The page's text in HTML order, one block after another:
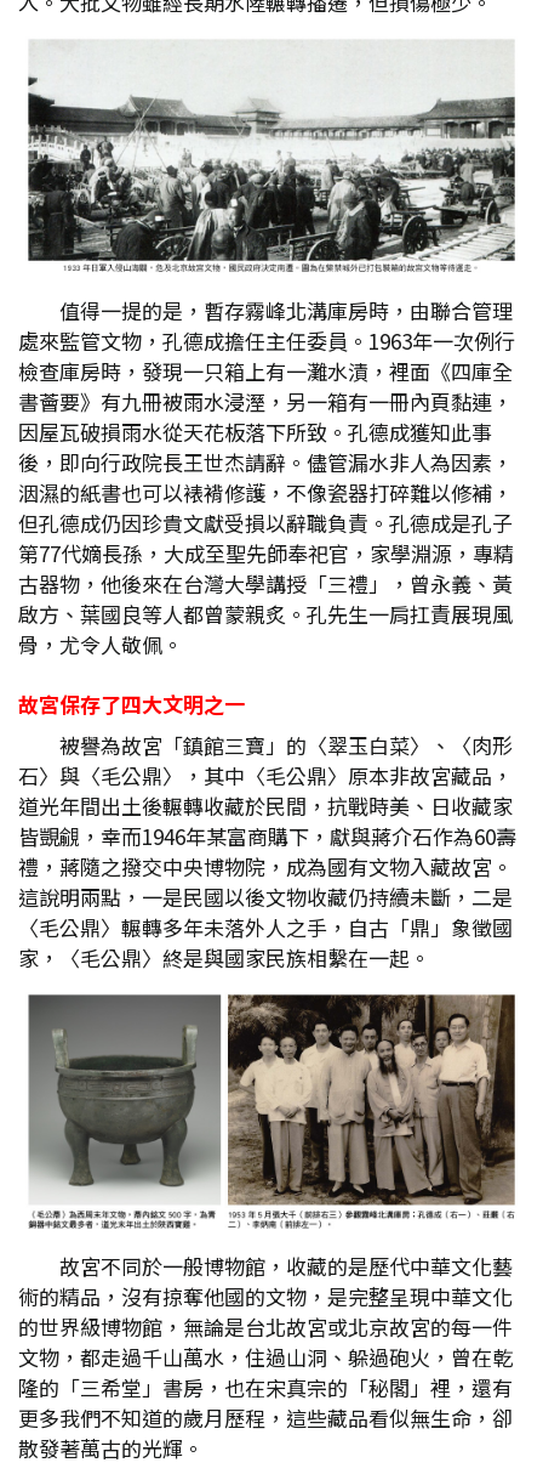
值得一提的是，暫存霧峰北溝庫房時，由聯合管理
處來監管文物，孔德成擔任主任委員。1963年一次例行
檢查庫房時，發現一只箱上有一灘水漬，裡面《四庫全
書薈要》有九冊被雨水浸溼，另一箱有一冊內頁黏連，
因屋瓦破損雨水從天花板落下所致。孔德成獲知此事
後，即向行政院長王世杰請辭。儘管漏水非人為因素，
洇濕的紙書也可以裱褙修護，不像瓷器打碎難以修補，
但孔德成仍因珍貴文獻受損以辭職負責。孔德成是孔子
第77代嫡長孫，大成至聖先師奉祀官，家學淵源，專精
古器物，他後來在台灣大學講授「三禮」，曾永義、黃
啟方、葉國良等人都曾蒙親炙。孔先生一肩扛責展現風
骨，尤令人敬佩。
故宮保存了四大文明之一
被譽為故宮「鎮館三寶」的〈翠玉白菜〉、〈肉形
石〉與〈毛公鼎〉，其中〈毛公鼎〉原本非故宮藏品，
道光年間出土後輾轉收藏於民間，抗戰時美、日收藏家
皆覬覦，幸而1946年某富商購下，獻與蔣介石作為60壽
禮，蔣隨之撥交中央博物院，成為國有文物入藏故宮。
這說明兩點，一是民國以後文物收藏仍持續未斷，二是
〈毛公鼎〉輾轉多年未落外人之手，自古「鼎」象徵國
家，〈毛公鼎〉終是與國家民族相繫在一起。
故宮不同於一般博物館，收藏的是歷代中華文化藝
術的精品，沒有掠奪他國的文物，是完整呈現中華文化
的世界級博物館，無論是台北故宮或北京故宮的每一件
文物，都走過千山萬水，住過山洞、躲過砲火，曾在乾
隆的「三希堂」書房，也在宋真宗的「秘閣」裡，還有
更多我們不知道的歲月歷程，這些藏品看似無生命，卻
散發著萬古的光輝。